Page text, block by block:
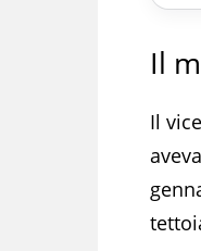
Il
Il